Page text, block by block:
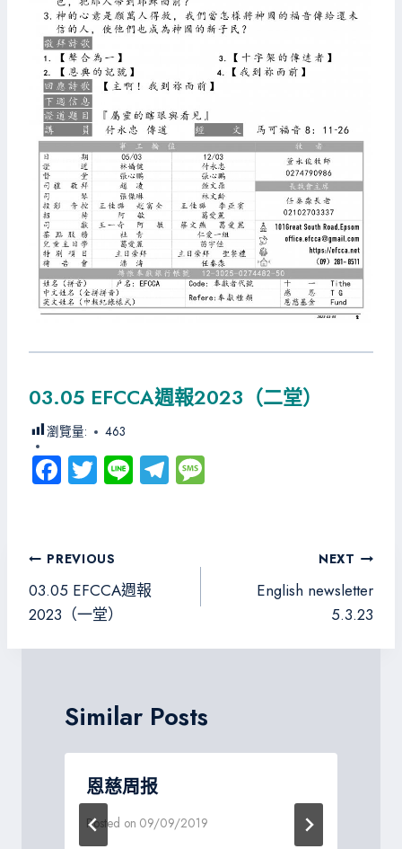
03.05 EFCCA週報2023（二堂）
瀏覽量: 463
Fa
o
ok
T
er
Li Te
文
章
導
覽
PREVIOUS
03.05 EFCCA週報
2023（一堂）
NEXT
English newsletter
5.3.23
Similar Posts
恩慈周报
Posted on 09/09/2019